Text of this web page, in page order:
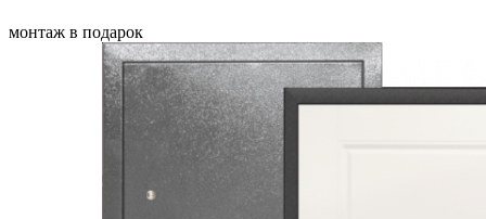
монтаж в подарок